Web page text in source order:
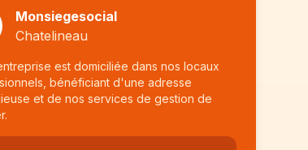
Monsiegesocial
Chatelineau
est domiciliée dans nos locaux
bénéficiant d'une adresse
et de nos services de gestion de